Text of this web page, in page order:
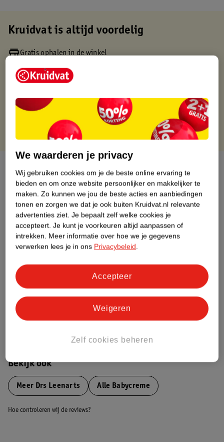
Kruidvat is altijd voordelig
Gratis ophalen in de winkel
Gratis thuisbezorgd vanaf 50.00
Gratis punten met je Kruidvat kaart
Over dit product
Productinformatie
Etiketinformatie
Nature Impact Score
Dit product heeft (nog) geen Nature
Impact Score.
Bekijk ook
Meer Drs Leenarts Alle Babycreme
Hoe controleren wij de reviews?
We waarderen je privacy
Wij gebruiken cookies om je de beste online ervaring te
bieden en om onze website persoonlijker en makkelijker te
maken. Zo kunnen we jou de beste acties en aanbiedingen
tonen en zorgen we dat je ook buiten Kruidvat.nl relevante
advertenties ziet. Je bepaalt zelf welke cookies je
accepteert. Je kunt je voorkeuren altijd aanpassen of
intrekken. Meer informatie over hoe we je gegevens
verwerken lees je in ons Privacybeleid.
Zelf cookies beheren
Weigeren
Accepteer